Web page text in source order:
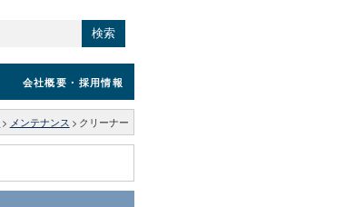
検索
会社概要 ・採用情報
> メンテナンス > クリーナー